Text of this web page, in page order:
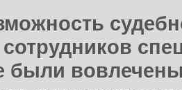
были